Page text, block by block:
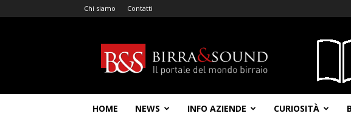
Chi siamo Contatti
&
Sound
HOME NEWS INFO AZIENDE CURIOSITÀ